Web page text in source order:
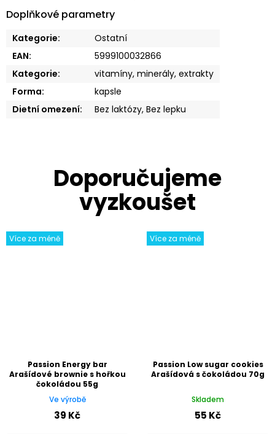
Více za méně
Passion Energy bar
Arašídové brownie s hořkou
čokoládou 55g
Ve výrobě
39 Kč
Více za méně
Passion Low sugar cookies
Arašídová s čokoládou 70g
Skladem
55 Kč
Doplňkové parametry
Kategorie:
Ostatní
EAN:
5999100032866
Kategorie:
vitamíny, minerály, extrakty
Forma:
kapsle
Dietní omezení: Bez laktózy, Bez lepku